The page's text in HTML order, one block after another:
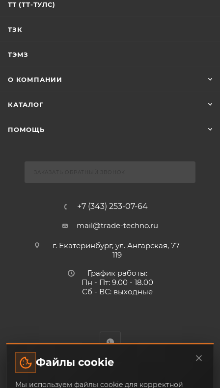
ТТ (ТТ-ТУЛС)
ТЗК
ТЭМЗ
О КОМПАНИИ
КАТАЛОГ
ПОМОЩЬ
+7 (343) 253-07-64
mail@trade-techno.ru
г. Екатеринбург, ул. Ангарская, 77-
119
График работы:
Пн - Пт: 9.00 - 18.00
Сб - ВС: выходные
Файлы cookie
Мы используем файлы cookie для корректной